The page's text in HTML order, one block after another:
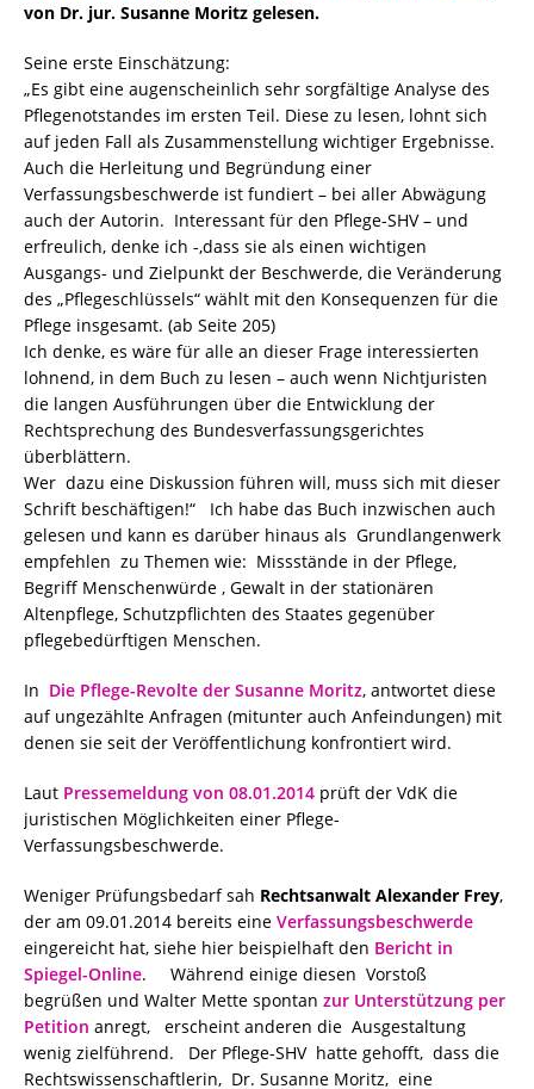
von Dr. jur. Susanne Moritz gelesen.
Seine erste Einschätzung:
„Es gibt eine augenscheinlich sehr sorgfältige Analyse des
Pflegenotstandes im ersten Teil. Diese zu lesen, lohnt sich
auf jeden Fall als Zusammenstellung wichtiger Ergebnisse.
Auch die Herleitung und Begründung einer
Verfassungsbeschwerde ist fundiert – bei aller Abwägung
auch der Autorin. Interessant für den Pflege-SHV – und
erfreulich, denke ich -,dass sie als einen wichtigen
Ausgangs- und Zielpunkt der Beschwerde, die Veränderung
des „Pflegeschlüssels“ wählt mit den Konsequenzen für die
Pflege insgesamt. (ab Seite 205)
Ich denke, es wäre für alle an dieser Frage interessierten
lohnend, in dem Buch zu lesen – auch wenn Nichtjuristen
die langen Ausführungen über die Entwicklung der
Rechtsprechung des Bundesverfassungsgerichtes
überblättern.
Wer dazu eine Diskussion führen will, muss sich mit dieser
Schrift beschäftigen!“ Ich habe das Buch inzwischen auch
gelesen und kann es darüber hinaus als Grundlangenwerk
empfehlen zu Themen wie: Missstände in der Pflege,
Begriff Menschenwürde , Gewalt in der stationären
Altenpflege, Schutzpflichten des Staates gegenüber
pflegebedürftigen Menschen.
In Die Pflege-Revolte der Susanne Moritz, antwortet diese
auf ungezählte Anfragen (mitunter auch Anfeindungen) mit
denen sie seit der Veröffentlichung konfrontiert wird.
Laut Pressemeldung von 08.01.2014 prüft der VdK die
juristischen Möglichkeiten einer Pflege-
Verfassungsbeschwerde.
Weniger Prüfungsbedarf sah Rechtsanwalt Alexander Frey,
der am 09.01.2014 bereits eine Verfassungsbeschwerde
eingereicht hat, siehe hier beispielhaft den Bericht in
Spiegel-Online. Während einige diesen Vorstoß
begrüßen und Walter Mette spontan zur Unterstützung per
Petition anregt, erscheint anderen die Ausgestaltung
wenig zielführend. Der Pflege-SHV hatte gehofft, dass die
Rechtswissenschaftlerin, Dr. Susanne Moritz, eine